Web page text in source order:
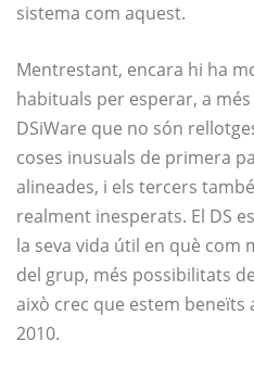
sistema com aquest.
Mentrestant, encara hi ha
habituals per esperar, a
DSiWare que no són
coses inusuals de primera
alineades, i els tercers
realment inesperats. El DS
la seva vida útil en què com
del grup, més possibilitats
això crec que estem
2010.